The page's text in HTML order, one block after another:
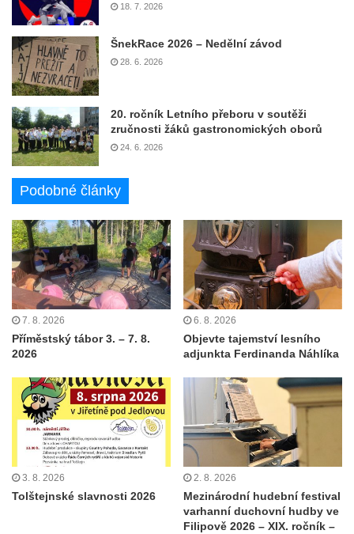
18. 7. 2026
ŠnekRace 2026 – Nedělní závod
28. 6. 2026
20. ročník Letního přeboru v soutěži
zručnosti žáků gastronomických oborů
24. 6. 2026
Podobné články
7. 8. 2026
Příměstský tábor 3. – 7. 8.
2026
6. 8. 2026
Objevte tajemství lesního
adjunkta Ferdinanda Náhlíka
3. 8. 2026
Tolštejnské slavnosti 2026
2. 8. 2026
Mezinárodní hudební festival
varhanní duchovní hudby ve
Filipově 2026 – XIX. ročník –